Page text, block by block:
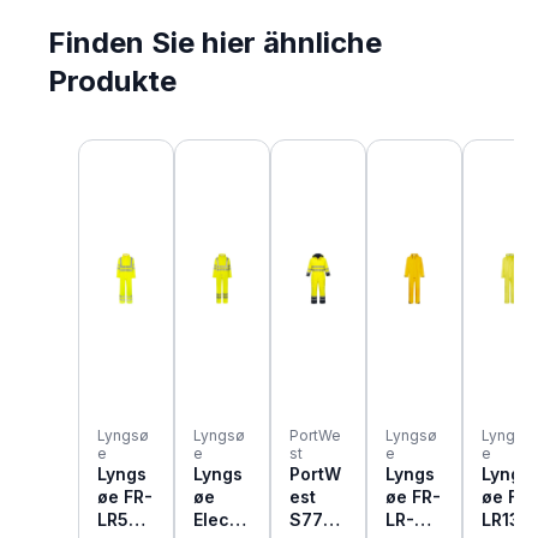
Finden Sie hier ähnliche
Produkte
Produktgalerie überspringen
Lyngsø
e
Lyngs
øe FR-
LR57
Lyngsø
e
Lyngs
øe
Electri
PortWe
st
PortW
est
S775
Lyngsø
e
Lyngs
øe FR-
LR-
Lyngsø
e
Lyngs
øe FR-
LR13